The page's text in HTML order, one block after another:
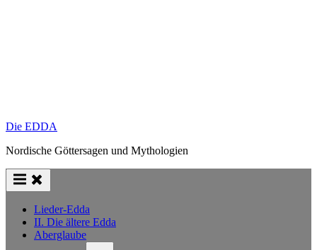
Die EDDA
Nordische Göttersagen und Mythologien
Lieder-Edda
II. Die ältere Edda
Aberglaube